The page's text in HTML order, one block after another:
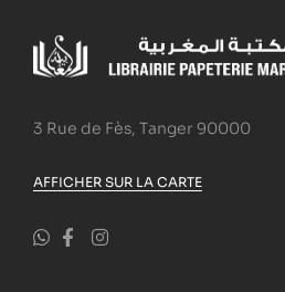
3 Rue de Fès, Tanger 90000
AFFICHER SUR LA CARTE